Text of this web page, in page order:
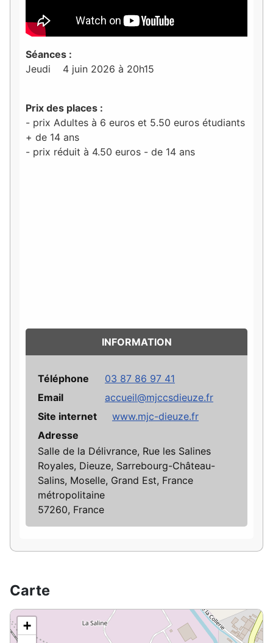
Séances :
Jeudi 4 juin 2026 à 20h15
Prix des places :
- prix Adultes à 6 euros et 5.50 euros étudiants
+ de 14 ans
- prix réduit à 4.50 euros - de 14 ans
INFORMATION
Téléphone
03 87 86 97 41
Email
accueil@mjccsdieuze.fr
Site internet
www.mjc-dieuze.fr
Adresse
Salle de la Délivrance, Rue les Salines
Royales, Dieuze, Sarrebourg-Château-
Salins, Moselle, Grand Est, France
métropolitaine
57260, France
Carte
+